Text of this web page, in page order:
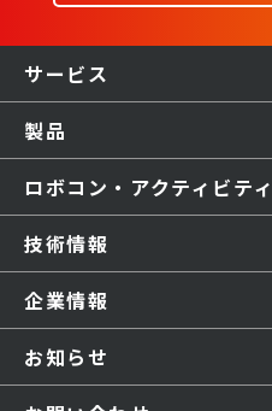
サービス
製品
ロボコン・アクティビティ
技術情報
企業情報
お知らせ